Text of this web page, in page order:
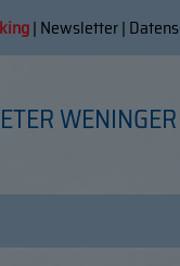
| Newsletter|